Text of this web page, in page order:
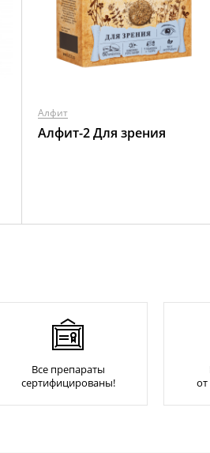
Алфит
Алфит-2 Для зрения
Все препараты
сертифицированы!